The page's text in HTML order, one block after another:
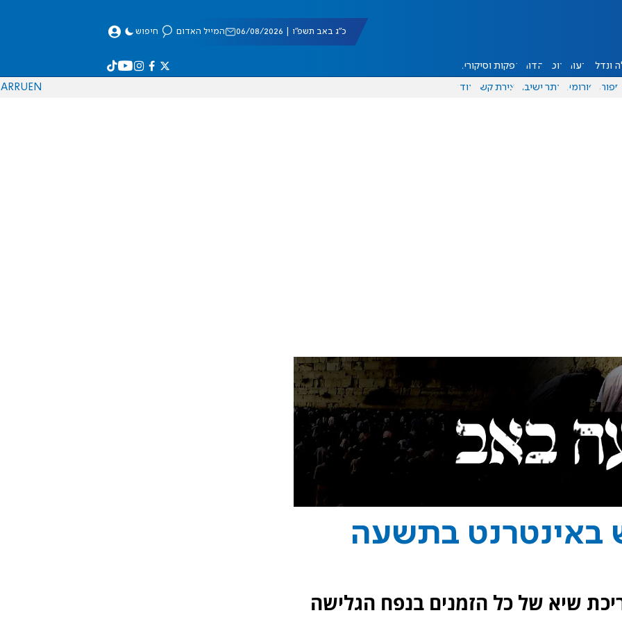
כ"ג באב תשפ"ו | 06/08/2026 המייל האדום חיפוש
ונדל"ן דעות אוכל יהדות הפקות וסיקורים
ספורט פורומים אתר ישיבה יצירת קשר עוד EN
RU
AR
באינטרנט בתשעה
שיא של כל הזמנים בנפח הגלישה